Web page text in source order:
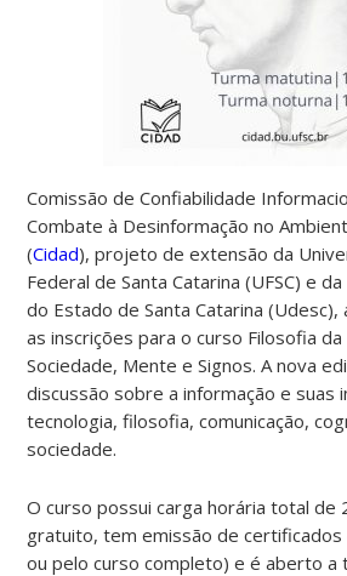
Comissão de Confiabilidade
Combate à Desinformação no
(Cidad), projeto de extensão da
Federal de Santa Catarina (UFSC) e
do Estado de Santa Catarina (Udesc),
as inscrições para o curso Filosofia
Sociedade, Mente e Signos. A nova
discussão sobre a informação e suas
tecnologia, filosofia, comunicação,
sociedade.
O curso possui carga horária total de
gratuito, tem emissão de certificados
ou pelo curso completo) e é aberto a